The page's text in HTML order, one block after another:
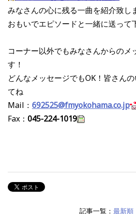
みなさんの心に残る一曲を紹介致し
おもいでエピソードと一緒に送って
コーナー以外でもみなさんからのメ
す！
どんなメッセージでもOK！皆さん
てね
Mail： 692525@fmyokohama.co.jp
Fax： 045-224-1019
記事一覧： 最新順